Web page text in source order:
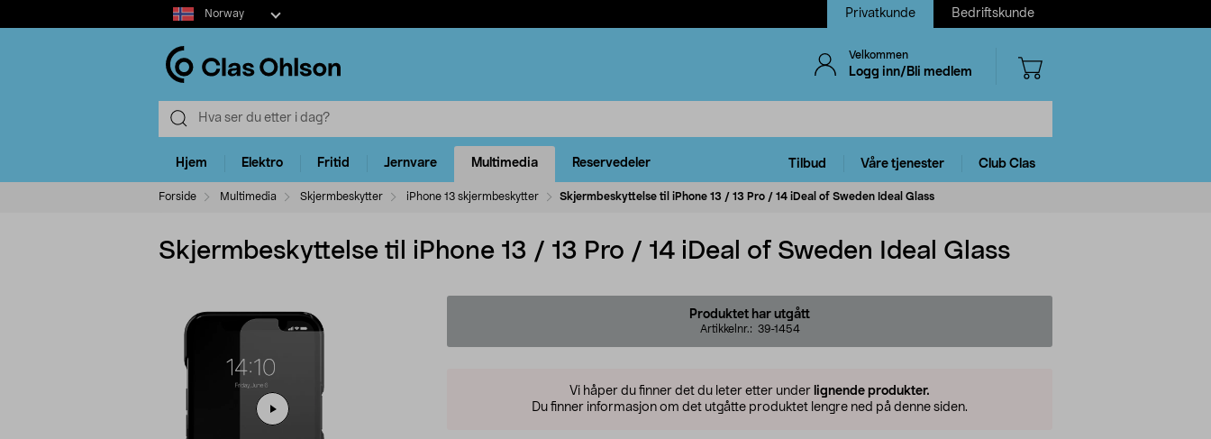
Select
market
Norway Privatkunde Bedriftskunde
Velkommen
Logg inn/Bli medlem
Hjem Elektro Fritid Jernvare Multimedia Reservedeler Tilbud Våre tjenester Club Clas
Forside Multimedia Skjermbeskytter iPhone 13 skjermbeskytter Skjermbeskyttelse til iPhone 13 / 13 Pro / 14 iDeal of Sweden Ideal Glass
Skjermbeskyttelse til iPhone 13 / 13 Pro / 14 iDeal of Sweden Ideal Glass
Produktet har utgått
Artikkelnr.: 39-1454
Vi håper du finner det du leter etter under lignende produkter.
Du finner informasjon om det utgåtte produktet lengre ned på denne siden.